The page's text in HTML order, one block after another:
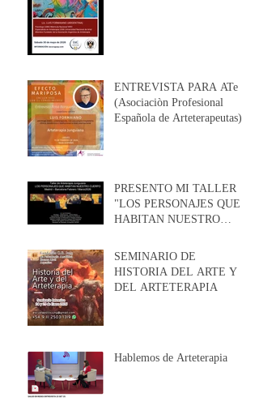
ENTREVISTA PARA ATe
(Asociaciòn Profesional
Española de Arteterapeutas)
PRESENTO MI TALLER
"LOS PERSONAJES QUE
HABITAN NUESTRO
EN BARCELONA EN
FEBRERO / MARZO 2026
SEMINARIO DE
HISTORIA DEL ARTE Y
DEL ARTETERAPIA
Hablemos de Arteterapia